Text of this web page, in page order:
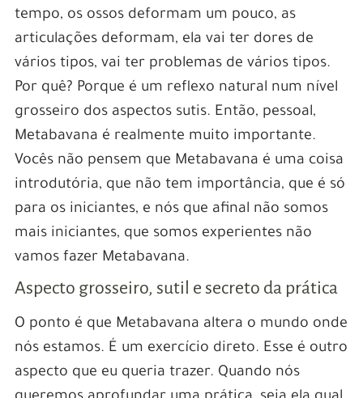
tempo, os ossos deformam um pouco, as
articulações deformam, ela vai ter dores de
vários tipos, vai ter problemas de vários tipos.
Por quê? Porque é um reflexo natural num nível
grosseiro dos aspectos sutis. Então, pessoal,
Metabavana é realmente muito importante.
Vocês não pensem que Metabavana é uma coisa
introdutória, que não tem importância, que é só
para os iniciantes, e nós que afinal não somos
mais iniciantes, que somos experientes não
vamos fazer Metabavana.
Aspecto grosseiro, sutil e secreto da prática
O ponto é que Metabavana altera o mundo onde
nós estamos. É um exercício direto. Esse é outro
aspecto que eu queria trazer. Quando nós